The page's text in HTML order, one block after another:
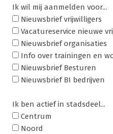
Ik wil mij aanmelden voor...
Nieuwsbrief vrijwilligers
Vacatureservice nieuwe
Nieuwsbrief organisaties
Info over trainingen en
Nieuwsbrief Besturen
Nieuwsbrief BI bedrijven
Ik ben actief in stadsdeel...
Centrum
Noord